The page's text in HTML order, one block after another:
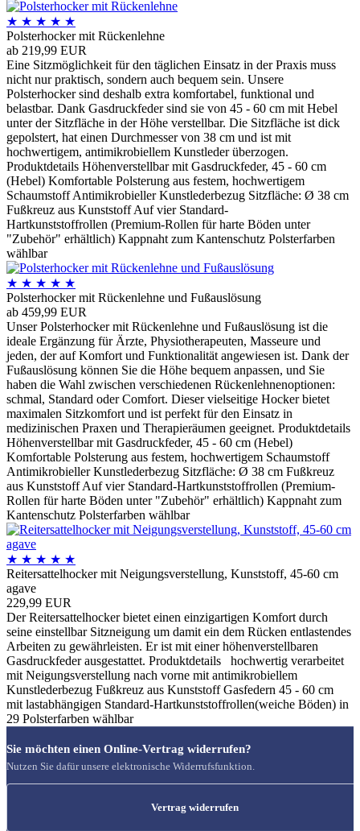
★ ★ ★ ★ ★
Polsterhocker mit Rückenlehne
ab 219,99 EUR
Eine Sitzmöglichkeit für den täglichen Einsatz in der Praxis muss
nicht nur praktisch, sondern auch bequem sein. Unsere
Polsterhocker sind deshalb extra komfortabel, funktional und
belastbar. Dank Gasdruckfeder sind sie von 45 - 60 cm mit Hebel
unter der Sitzfläche in der Höhe verstellbar. Die Sitzfläche ist dick
gepolstert, hat einen Durchmesser von 38 cm und ist mit
hochwertigem, antimikrobiellem Kunstleder überzogen.
Produktdetails Höhenverstellbar mit Gasdruckfeder, 45 - 60 cm
(Hebel) Komfortable Polsterung aus festem, hochwertigem
Schaumstoff Antimikrobieller Kunstlederbezug Sitzfläche: Ø 38 cm
Fußkreuz aus Kunststoff Auf vier Standard-
Hartkunststoffrollen (Premium-Rollen für harte Böden unter
"Zubehör" erhältlich) Kappnaht zum Kantenschutz Polsterfarben
wählbar
★ ★ ★ ★ ★
Polsterhocker mit Rückenlehne und Fußauslösung
ab 459,99 EUR
Unser Polsterhocker mit Rückenlehne und Fußauslösung ist die
ideale Ergänzung für Ärzte, Physiotherapeuten, Masseure und
jeden, der auf Komfort und Funktionalität angewiesen ist. Dank der
Fußauslösung können Sie die Höhe bequem anpassen, und Sie
haben die Wahl zwischen verschiedenen Rückenlehnenoptionen:
schmal, Standard oder Comfort. Dieser vielseitige Hocker bietet
maximalen Sitzkomfort und ist perfekt für den Einsatz in
medizinischen Praxen und Therapieräumen geeignet. Produktdetails
Höhenverstellbar mit Gasdruckfeder, 45 - 60 cm (Hebel)
Komfortable Polsterung aus festem, hochwertigem Schaumstoff
Antimikrobieller Kunstlederbezug Sitzfläche: Ø 38 cm Fußkreuz
aus Kunststoff Auf vier Standard-Hartkunststoffrollen (Premium-
Rollen für harte Böden unter "Zubehör" erhältlich) Kappnaht zum
Kantenschutz Polsterfarben wählbar
★ ★ ★ ★ ★
Reitersattelhocker mit Neigungsverstellung, Kunststoff, 45-60 cm
agave
229,99 EUR
Der Reitersattelhocker bietet einen einzigartigen Komfort durch
seine einstellbar Sitzneigung um damit ein dem Rücken entlastendes
Arbeiten zu gewährleisten. Er ist mit einer höhenverstellbaren
Gasdruckfeder ausgestattet. Produktdetails hochwertig verarbeitet
mit Neigungsverstellung nach vorne mit antimikrobiellem
Kunstlederbezug Fußkreuz aus Kunststoff Gasfedern 45 - 60 cm
mit lastabhängigen Standard-Hartkunststoffrollen(weiche Böden) in
29 Polsterfarben wählbar
Sie möchten einen Online-Vertrag widerrufen?
Nutzen Sie dafür unsere elektronische Widerrufsfunktion.
Vertrag widerrufen